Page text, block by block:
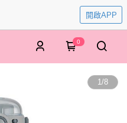
開啟APP
0
1/8